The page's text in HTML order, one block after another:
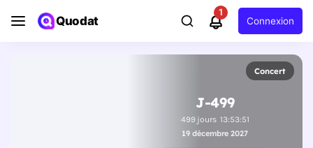
Quodat
1
Connexion
Concert
J-499
499jours 13:53:50
19 décembre 2027